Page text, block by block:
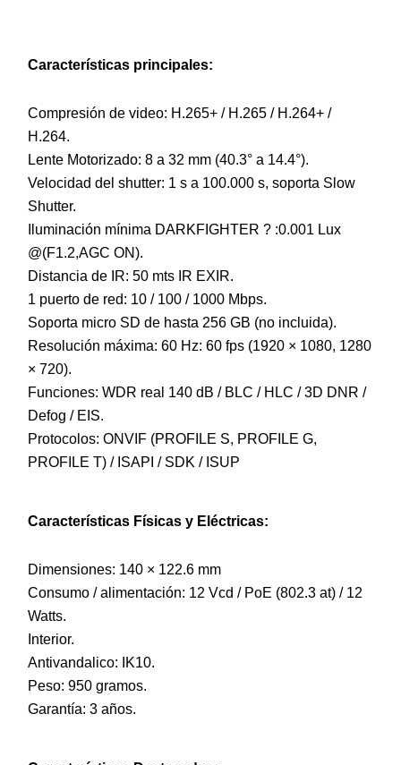
Características principales:
Compresión de video: H.265+ / H.265 / H.264+ /
H.264.
Lente Motorizado: 8 a 32 mm (40.3° a 14.4°).
Velocidad del shutter: 1 s a 100.000 s, soporta Slow
Shutter.
Iluminación mínima DARKFIGHTER ? :0.001 Lux
@(F1.2,AGC ON).
Distancia de IR: 50 mts IR EXIR.
1 puerto de red: 10 / 100 / 1000 Mbps.
Soporta micro SD de hasta 256 GB (no incluida).
Resolución máxima: 60 Hz: 60 fps (1920 × 1080, 1280
× 720).
Funciones: WDR real 140 dB / BLC / HLC / 3D DNR /
Defog / EIS.
Protocolos: ONVIF (PROFILE S, PROFILE G,
PROFILE T) / ISAPI / SDK / ISUP
Características Físicas y Eléctricas:
Dimensiones: 140 × 122.6 mm
Consumo / alimentación: 12 Vcd / PoE (802.3 at) / 12
Watts.
Interior.
Antivandalico: IK10.
Peso: 950 gramos.
Garantía: 3 años.